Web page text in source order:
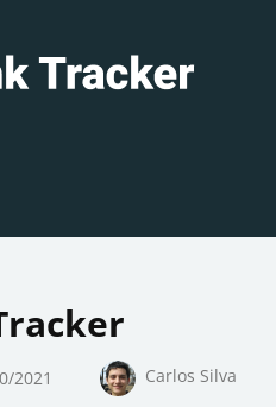
2021 Carlos Silva